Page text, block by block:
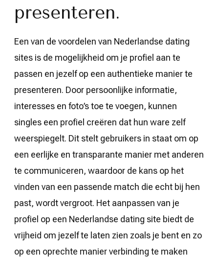
presenteren.
Een van de voordelen van Nederlandse dating
sites is de mogelijkheid om je profiel aan te
passen en jezelf op een authentieke manier te
presenteren. Door persoonlijke informatie,
interesses en foto’s toe te voegen, kunnen
singles een profiel creëren dat hun ware zelf
weerspiegelt. Dit stelt gebruikers in staat om op
een eerlijke en transparante manier met anderen
te communiceren, waardoor de kans op het
vinden van een passende match die echt bij hen
past, wordt vergroot. Het aanpassen van je
profiel op een Nederlandse dating site biedt de
vrijheid om jezelf te laten zien zoals je bent en zo
op een oprechte manier verbinding te maken